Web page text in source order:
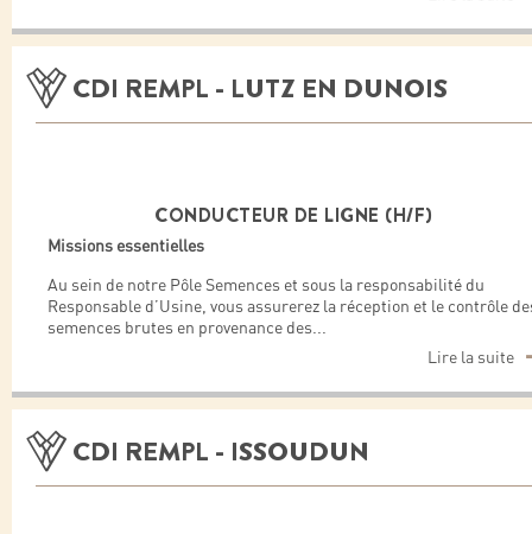
CDI REMPL - LUTZ EN DUNOIS
CONDUCTEUR DE LIGNE (H/F)
Missions essentielles
Au sein de notre Pôle Semences et sous la responsabilité du
Responsable d’Usine, vous assurerez la réception et le contrôle
semences brutes en provenance des...
Lire la suite
CDI REMPL - ISSOUDUN